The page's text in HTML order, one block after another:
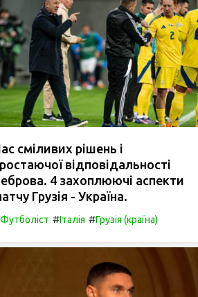
сміливих рішень і
відповідальності
4 захоплюючі аспекти
Грузія - Україна.
Футболіст #Італія #Грузія (країна)